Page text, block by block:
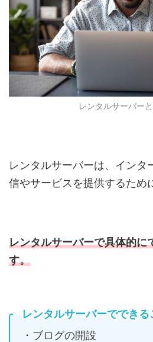
レンタルサーバー
レンタルサーバーは、インタ
信やサービスを提供するため
レンタルサーバーで具体的に
す。
レンタルサーバーでできる
・ブログの開設